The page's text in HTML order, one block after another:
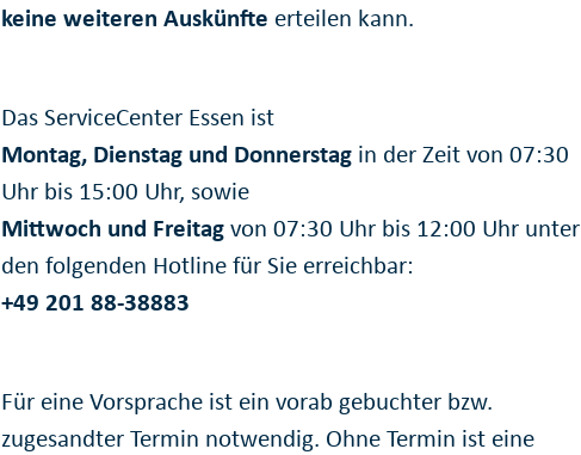
keine weiteren Auskünfte erteilen kann.
Das ServiceCenter Essen ist
Montag, Dienstag und Donnerstag in der Zeit von 07:30
Uhr bis 15:00 Uhr, sowie
Mittwoch und Freitagvon 07:30 Uhr bis 12:00 Uhr unter
den folgenden Hotline für Sie erreichbar:
+49 201 88-38883
Für eine Vorsprache ist ein vorab gebuchter bzw.
zugesandter Termin notwendig. Ohne Termin ist eine